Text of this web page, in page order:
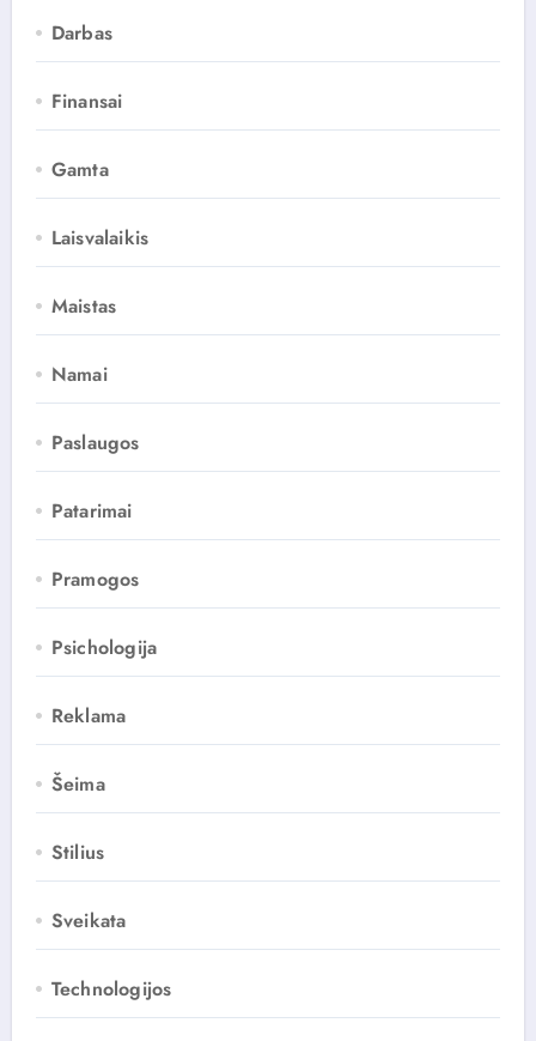
Darbas
Finansai
Gamta
Laisvalaikis
Maistas
Namai
Paslaugos
Patarimai
Pramogos
Psichologija
Reklama
Šeima
Stilius
Sveikata
Technologijos